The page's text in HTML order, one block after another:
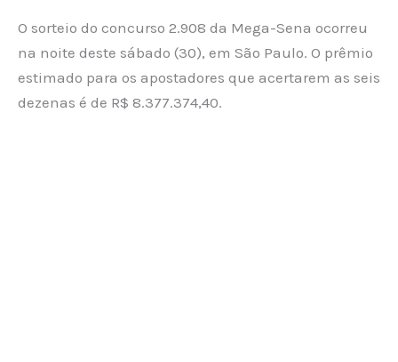
O sorteio do concurso 2.908 da Mega-Sena ocorreu
na noite deste sábado (30), em São Paulo. O prêmio
estimado para os apostadores que acertarem as seis
dezenas é de R$ 8.377.374,40.